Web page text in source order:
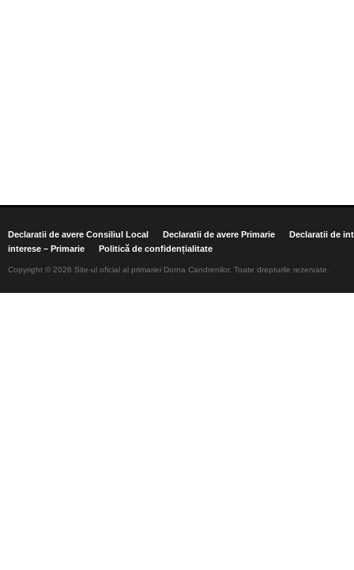
Declaratii de avere Consiliul Local Declaratii de avere Primarie
Declaratii de
interese – Primarie
Politică de confidențialitate
Copyright © 2026 Site-ul oficial al primariei Dorna Candrenilor. Toate drepturile rezervate.